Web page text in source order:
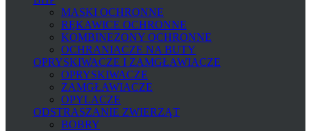
MASKI OCHRONNE
RĘKAWICE OCHRONNE
KOMBINEZONY OCHRONNE
OCHRANIACZE NA BUTY
OPRYSKIWACZE I ZAMGŁAWIACZE
OPRYSKIWACZE
ZAMGŁAWIACZE
OPYLACZE
ODSTRASZANIE ZWIERZĄT
BOBRY